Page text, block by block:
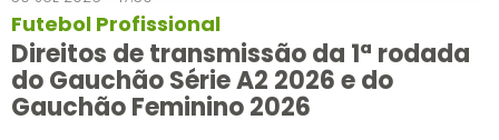
Futebol Profissional
Direitos de transmissão da 1ª rodada
do Gauchão Série A2 2026 e do
Gauchão Feminino 2026